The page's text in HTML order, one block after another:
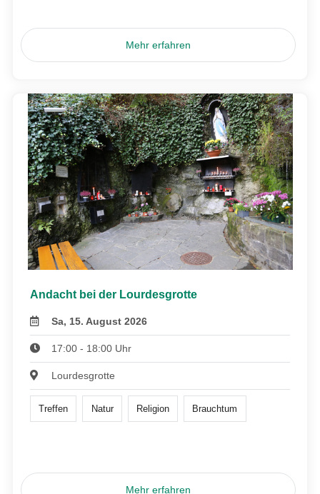
Mehr erfahren
Andacht bei der Lourdesgrotte
Sa, 15. August 2026
17:00 - 18:00 Uhr
Lourdesgrotte
Treffen Natur Religion Brauchtum
Mehr erfahren